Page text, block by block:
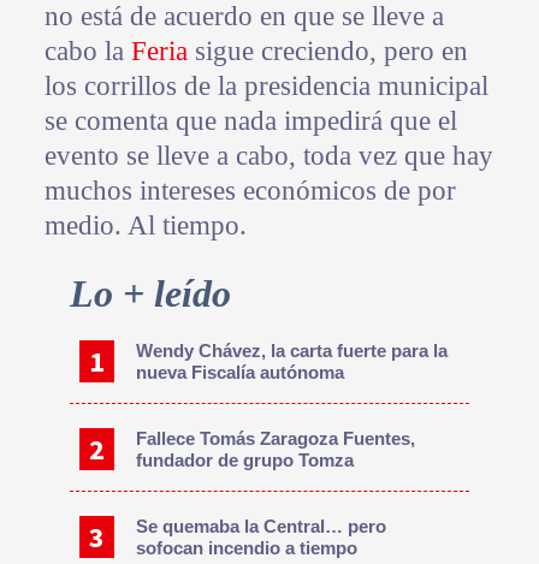
no está de acuerdo en que se lleve a
cabo la Feriasigue creciendo, pero en
los corrillos de la presidencia municipal
se comenta que nada impedirá que el
evento se lleve a cabo, toda vez que hay
muchos intereses económicos de por
medio. Al tiempo.
Primary
Lo + leído
Wendy Chávez, la carta fuerte para la
nueva Fiscalía autónoma
Fallece Tomás Zaragoza Fuentes,
fundador de grupo Tomza
Se quemaba la Central… pero
sofocan incendio a tiempo